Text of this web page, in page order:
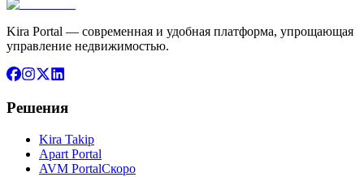
Kira Portal — современная и удобная платформа, упрощающая
управление недвижимостью.
Решения
Kira Takip
Apart Portal
AVM PortalСкоро